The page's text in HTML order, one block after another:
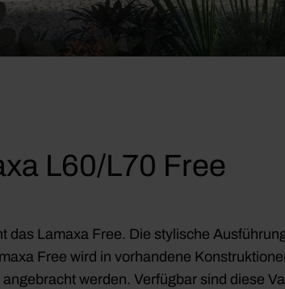
L60/L70 Free
das Lamaxa Free. Die stylische
Free wird in vorhandene
werden. Verfügbar sind diese